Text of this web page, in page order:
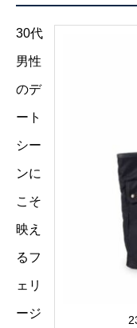
30代
男性
のデ
ート
シー
ンに
こそ
映え
るフ
ェリ
ージ